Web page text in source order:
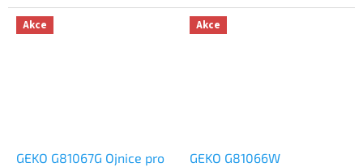
Akce
GEKO G81067G Ojnice pro
Akce
GEKO G81066W